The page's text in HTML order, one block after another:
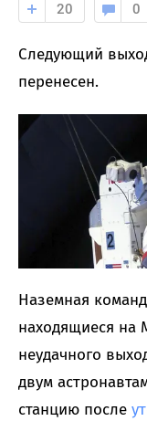
20 0
Следующий
перенесен.
Наземная
находящиеся на
неудачного
двум
станцию после